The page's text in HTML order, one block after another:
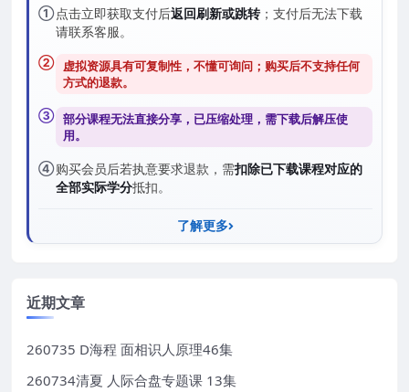
①点击立即获取支付后返回刷新或跳转；支付后无法下载
请联系客服。
② 虚拟资源具有可复制性，不懂可询问；购买后不支持任何
方式的退款。
③ 部分课程无法直接分享，已压缩处理，需下载后解压使
用。
④购买会员后若执意要求退款，需扣除已下载课程对应的
全部实际学分抵扣。
了解更多
近期文章
260735 D海程 面相识人原理46集
260734清夏 人际合盘专题课 13集